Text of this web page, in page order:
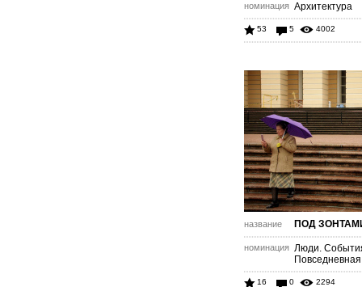
номинация Архитектура
53 5 4002
название ПОД
номинация Люди.
16 0 2294